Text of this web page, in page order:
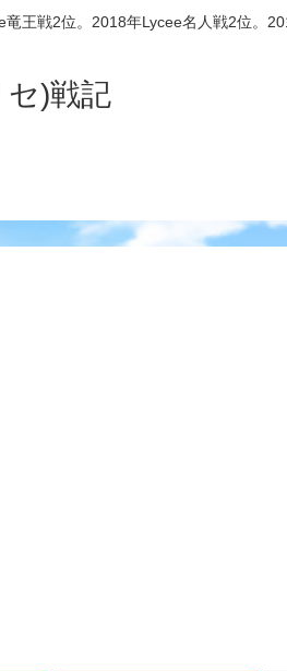
王戦2位。2018年Lycee名人戦2位。
セ)戦記